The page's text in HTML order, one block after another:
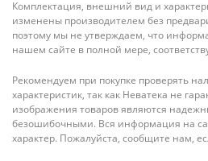
Комплектация, внешний вид и
изменены производителем без
поэтому мы не утверждаем, что
нашем сайте в полной мере,
Рекомендуем при покупке проверять
характеристик, так как Неватека не
изображения товаров являются
безошибочными. Вся информация на
характер. Пожалуйста, сообщите нам,